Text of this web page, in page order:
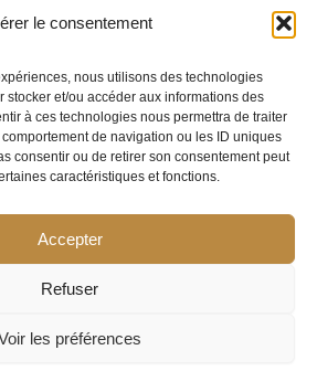
le consentement
nous utilisons des technologies
stocker et/ou accéder aux informations des
à ces technologies nous permettra de traiter
de navigation ou les ID uniques
consentir ou de retirer son consentement peut
caractéristiques et fonctions.
Accepter
Refuser
les préférences